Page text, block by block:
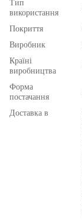
Тип
використання
Покриття
Виробник
Країні
виробництва
Форма
постачання
Доставка в